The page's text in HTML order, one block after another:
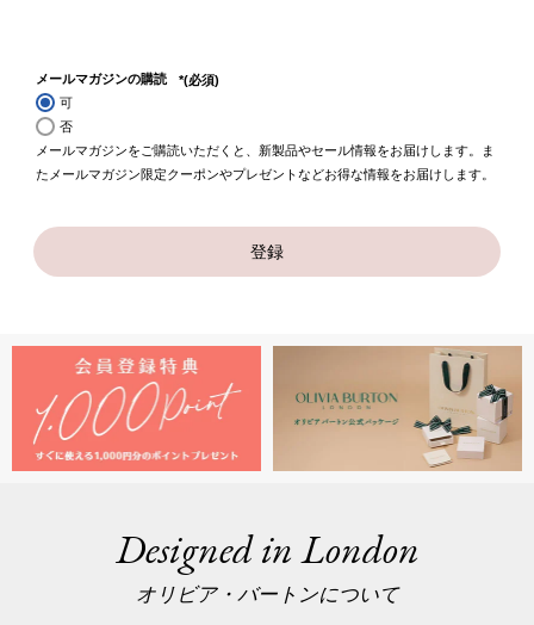
メールマガジンの購読
(必須)
可
否
メールマガジンをご購読いただくと、新製品やセール情報をお届けします。ま
たメールマガジン限定クーポンやプレゼントなどお得な情報をお届けします。
登録
Designed in London
オリビア・バートンについて